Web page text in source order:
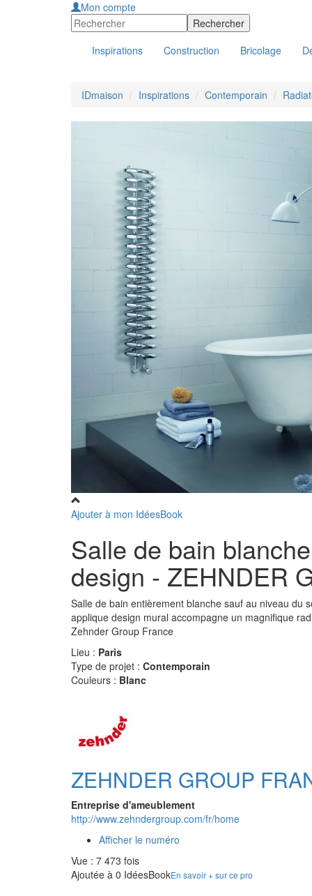
Mon compte
Inspirations Construction Bricolage
IDmaison Inspirations Contemporain
Ajouter à mon IdéesBook
Salle de bain
design - ZEHNDER
Salle de bain entièrement blanche sauf au niveau du
applique design mural accompagne un magnifique
Zehnder Group France
Lieu : Paris
Type de projet : Contemporain
Couleurs : Blanc
ZEHNDER GROUP
Entreprise d'ameublement
http://www.zehndergroup.com/fr/home
Afficher le numéro
Vue : 7 473 fois
Ajoutée à 0 IdéesBookEn savoir + sur ce pro